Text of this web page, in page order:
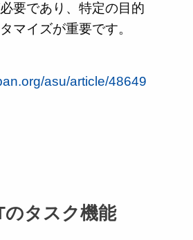
要であり、特定の目的
マイズが重要です。
asu/article/48649
のタスク機能